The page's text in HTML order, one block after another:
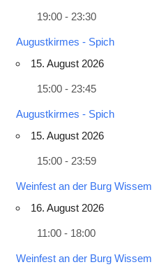
19:00 - 23:30
Augustkirmes - Spich
15. August 2026
15:00 - 23:45
Augustkirmes - Spich
15. August 2026
15:00 - 23:59
Weinfest an der Burg Wissem
16. August 2026
11:00 - 18:00
Weinfest an der Burg Wissem